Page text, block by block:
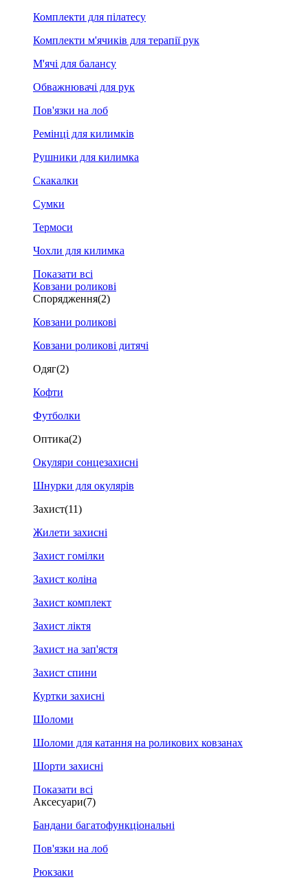
Комплекти для пілатесу
Комплекти м'ячиків для терапії рук
М'ячі для балансу
Обважнювачі для рук
Пов'язки на лоб
Ремінці для килимків
Рушники для килимка
Скакалки
Сумки
Термоси
Чохли для килимка
Показати всі
Ковзани роликові
Спорядження(2)
Ковзани роликові
Ковзани роликові дитячі
Одяг(2)
Кофти
Футболки
Оптика(2)
Окуляри сонцезахисні
Шнурки для окулярів
Захист(11)
Жилети захисні
Захист гомілки
Захист коліна
Захист комплект
Захист ліктя
Захист на зап'ястя
Захист спини
Куртки захисні
Шоломи
Шоломи для катання на роликових ковзанах
Шорти захисні
Показати всі
Аксесуари(7)
Бандани багатофункціональні
Пов'язки на лоб
Рюкзаки